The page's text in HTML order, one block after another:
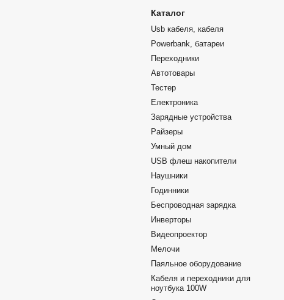
Каталог
Usb кабеля, кабеля
Powerbank, батареи
Переходники
Автотовары
Тестер
Електроника
Зарядные устройства
Райзеры
Умный дом
USB флеш накопители
Наушники
Годинники
Беспроводная зарядка
Инверторы
Видеопроектор
Мелочи
Паяльное оборудование
Кабеля и переходники для
ноутбука 100W